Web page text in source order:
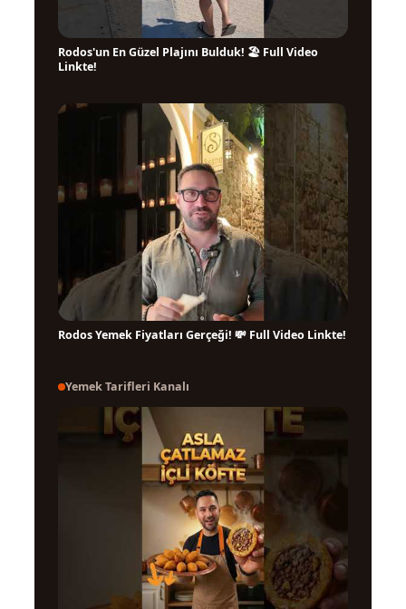
▶
Rodos'un En Güzel Plajını Bulduk! 🏖️ Full Video
Linkte!
▶
Rodos Yemek Fiyatları Gerçeği! 💸 Full Video Linkte!
Yemek Tarifleri Kanalı